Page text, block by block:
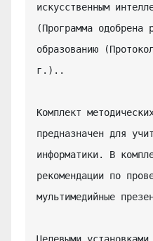
искусственным
(Программа одобрена
образованию
г.)..
Комплект
предназначен для
информатики. В
рекомендации по
мультимедийные